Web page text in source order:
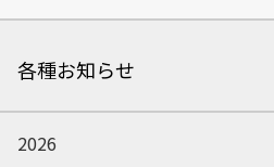
各種お知らせ
2026